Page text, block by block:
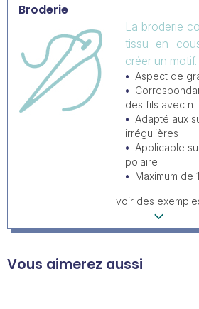
Broderie
La broderie
tissu en
créer un motif.
Aspect de
des fils avec
Adapté aux
irrégulières
Applicable
polaire
Maximum de
voir des
Vous aimerez aussi